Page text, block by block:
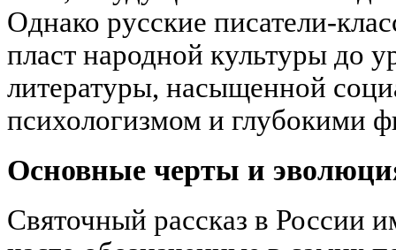
Однако русские писатели-
пласт народной культуры до
литературы, насыщенной
психологизмом и глубокими
Основные черты и
Святочный рассказ в России